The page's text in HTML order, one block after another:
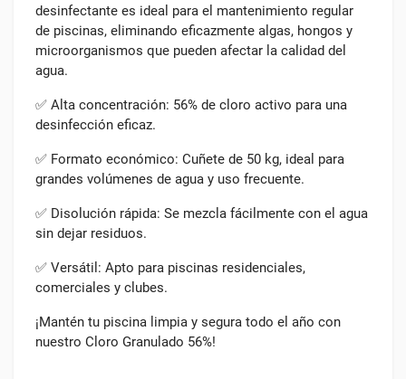
desinfectante es ideal para el mantenimiento regular
de piscinas, eliminando eficazmente algas, hongos y
microorganismos que pueden afectar la calidad del
agua.
✅ Alta concentración: 56% de cloro activo para una
desinfección eficaz.
✅ Formato económico: Cuñete de 50 kg, ideal para
grandes volúmenes de agua y uso frecuente.
✅ Disolución rápida: Se mezcla fácilmente con el agua
sin dejar residuos.
✅ Versátil: Apto para piscinas residenciales,
comerciales y clubes.
¡Mantén tu piscina limpia y segura todo el año con
nuestro Cloro Granulado 56%!